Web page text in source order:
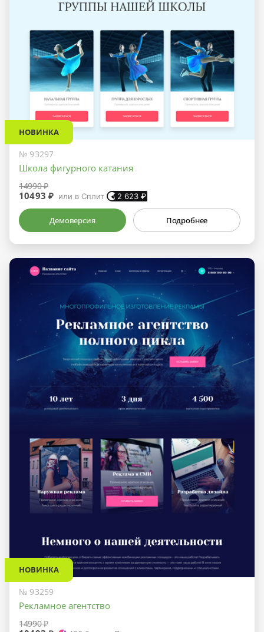
НОВИНКА
№ 93297
Школа фигурного катания
14990 ₽
10493 ₽ или в Сплит 2 623 ₽
Демоверсия Подробнее
НОВИНКА
№ 93259
Рекламное агентство
14990 ₽